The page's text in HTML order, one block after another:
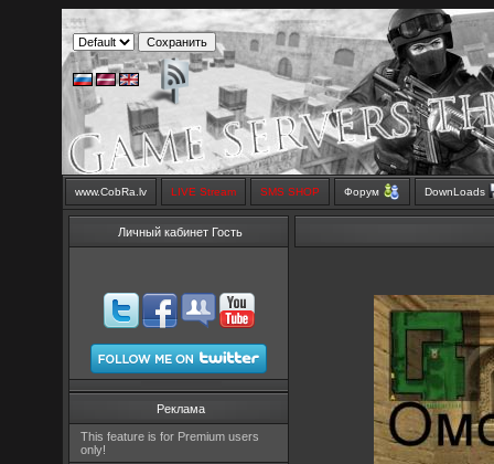
www.CobRa.lv LIVE Stream SMS SHOP Форум DownLoads
Личный кабинет Гость
Реклама
This feature is for Premium users
only!